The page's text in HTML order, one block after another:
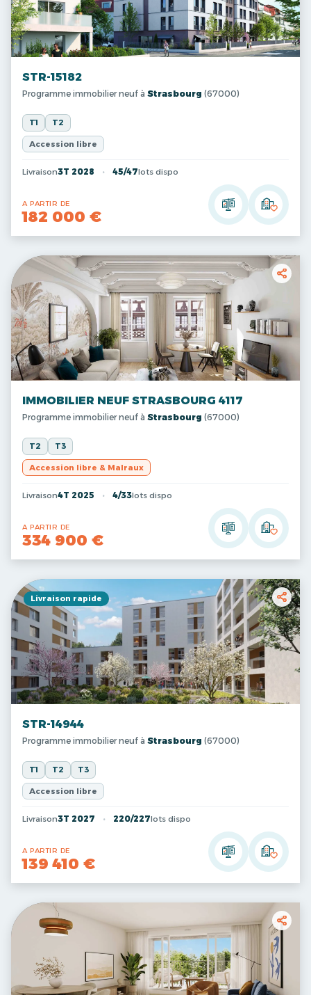
STR-15182
Programme immobilier neuf à Strasbourg (67000)
T1 T2
Accession libre
Livraison3T 2028 45/47lots dispo
A PARTIR DE
182 000 €
IMMOBILIER NEUF STRASBOURG 4117
Programme immobilier neuf à Strasbourg (67000)
T2 T3
Accession libre & Malraux
Livraison4T 2025 4/33lots dispo
A PARTIR DE
334 900 €
Livraison rapide
STR-14944
Programme immobilier neuf à Strasbourg (67000)
T1 T2 T3
Accession libre
Livraison3T 2027 220/227lots dispo
A PARTIR DE
139 410 €